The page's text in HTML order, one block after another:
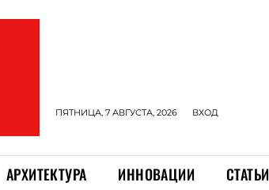
ПЯТНИЦА, 7 АВГУСТА, 2026 ВХОД
АРХИТЕКТУРА ИННОВАЦИИ СТАТЬИ